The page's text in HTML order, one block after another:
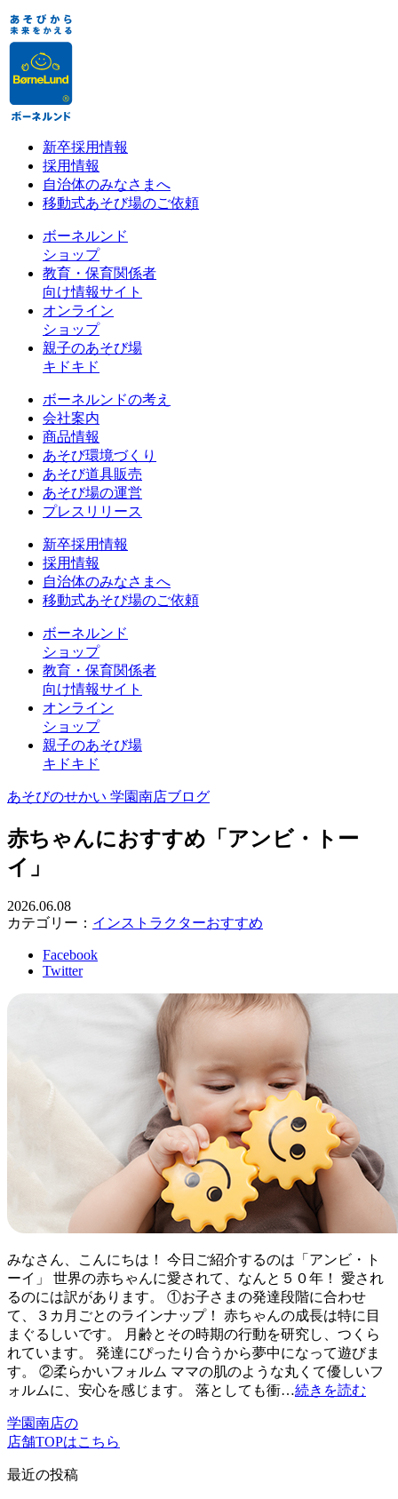
新卒採用情報
採用情報
自治体のみなさまへ
移動式あそび場のご依頼
ボーネルンド
ショップ
教育・保育関係者
向け情報サイト
オンライン
ショップ
親子のあそび場
キドキド
ボーネルンドの考え
会社案内
商品情報
あそび環境づくり
あそび道具販売
あそび場の運営
プレスリリース
新卒採用情報
採用情報
自治体のみなさまへ
移動式あそび場のご依頼
ボーネルンド
ショップ
教育・保育関係者
向け情報サイト
オンライン
ショップ
親子のあそび場
キドキド
あそびのせかい 学園南店ブログ
赤ちゃんにおすすめ「アンビ・トー
イ」
2026.06.08
カテゴリー： インストラクターおすすめ
Facebook
Twitter
みなさん、こんにちは！ 今日ご紹介するのは「アンビ・ト
ーイ」 世界の赤ちゃんに愛されて、なんと５０年！ 愛され
るのには訳があります。 ①お子さまの発達段階に合わせ
て、３カ月ごとのラインナップ！ 赤ちゃんの成長は特に目
まぐるしいです。 月齢とその時期の行動を研究し、つくら
れています。 発達にぴったり合うから夢中になって遊びま
す。 ②柔らかいフォルム ママの肌のような丸くて優しいフ
ォルムに、安心を感じます。 落としても衝…続きを読む
学園南店の
店舗TOPはこちら
最近の投稿